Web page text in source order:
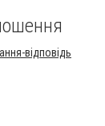
відповідь